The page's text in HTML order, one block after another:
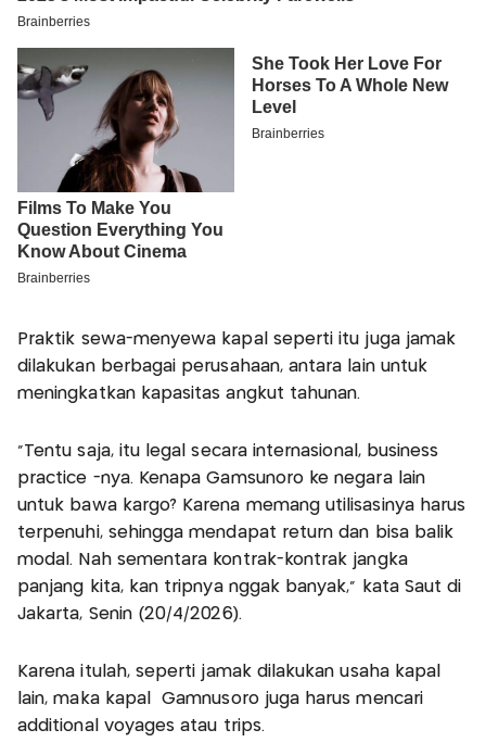
Praktik sewa-menyewa kapal seperti itu juga jamak
dilakukan berbagai perusahaan, antara lain untuk
meningkatkan kapasitas angkut tahunan.
”Tentu saja, itu legal secara internasional, business
practice -nya. Kenapa Gamsunoro ke negara lain
untuk bawa kargo? Karena memang utilisasinya harus
terpenuhi, sehingga mendapat return dan bisa balik
modal. Nah sementara kontrak-kontrak jangka
panjang kita, kan tripnya nggak banyak,” kata Saut di
Jakarta, Senin (20/4/2026).
Karena itulah, seperti jamak dilakukan usaha kapal
lain, maka kapal Gamnusoro juga harus mencari
additional voyages atau trips.